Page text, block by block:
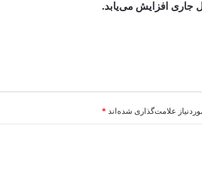
جاری افزایش می‌یابد.
علامت‌گذاری شده‌اند *